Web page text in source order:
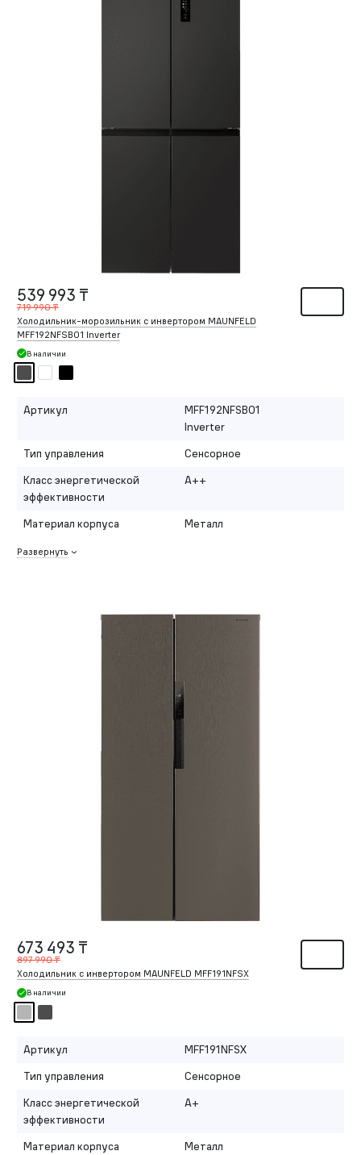
539 993 ₸
719 990 ₸
Холодильник-морозильник с инвертором MAUNFELD
MFF192NFSB01 Inverter
В наличии
Артикул
MFF192NFSB01
Inverter
Тип управления
Сенсорное
Класс энергетической
эффективности
A++
Материал корпуса Металл
Развернуть
673 493 ₸
897 990 ₸
Холодильник с инвертором MAUNFELD MFF191NFSX
В наличии
Артикул
MFF191NFSX
Тип управления
Сенсорное
Класс энергетической
эффективности
A+
Материал корпуса Металл